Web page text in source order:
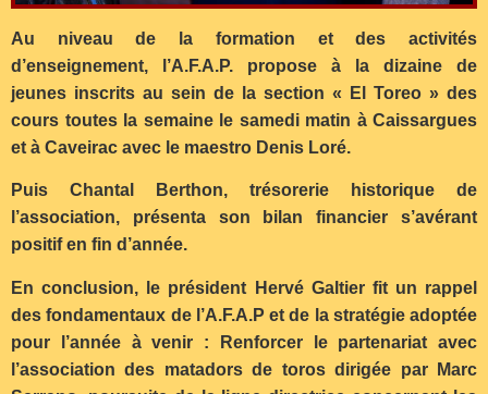
Au niveau de la formation et des activités
d’enseignement, l’A.F.A.P. propose à la dizaine de
jeunes inscrits au sein de la section « El Toreo » des
cours toutes la semaine le samedi matin à Caissargues
et à Caveirac avec le maestro Denis Loré.
Puis Chantal Berthon, trésorerie historique de
l’association, présenta son bilan financier s’avérant
positif en fin d’année.
En conclusion, le président Hervé Galtier fit un rappel
des fondamentaux de l’A.F.A.P et de la stratégie adoptée
pour l’année à venir : Renforcer le partenariat avec
l’association des matadors de toros dirigée par Marc